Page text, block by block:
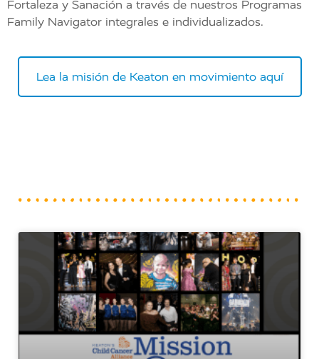
Fortaleza y Sanación a través de nuestros Programas
Family Navigator integrales e individualizados.
Lea la misión de Keaton en movimiento aquí